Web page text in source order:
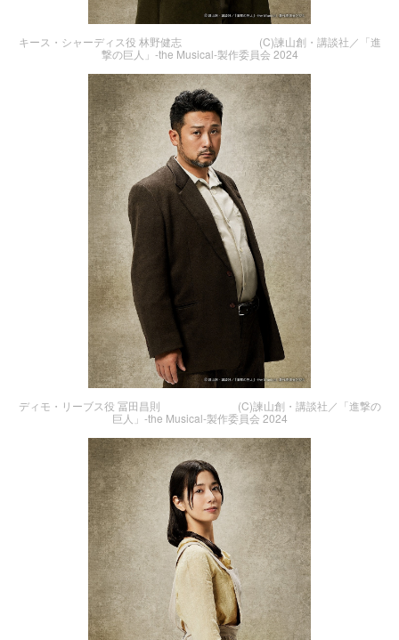
キース・シャーディス役 林野健志 (C)諫山創・講談社／「進
撃の巨人」-the Musical-製作委員会 2024
ディモ・リーブス役 冨田昌則 (C)諫山創・講談社／「進撃の
巨人」-the Musical-製作委員会 2024